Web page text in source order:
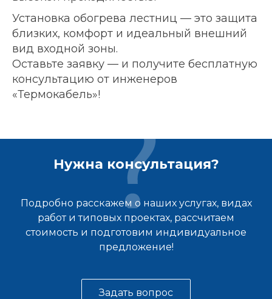
Установка обогрева лестниц — это защита
близких, комфорт и идеальный внешний
вид входной зоны.
Оставьте заявку — и получите бесплатную
консультацию от инженеров
«Термокабель»!
Нужна консультация?
Подробно расскажем о наших услугах, видах
работ и типовых проектах, рассчитаем
стоимость и подготовим индивидуальное
предложение!
Задать вопрос